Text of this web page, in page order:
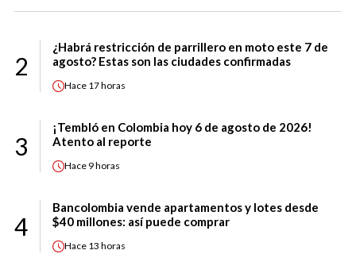
2
¿Habrá restricción de parrillero en moto este 7 de
agosto? Estas son las ciudades confirmadas
Hace 17 horas
3
¡Tembló en Colombia hoy 6 de agosto de 2026!
Atento al reporte
Hace 9 horas
4
Bancolombia vende apartamentos y lotes desde
$40 millones: así puede comprar
Hace 13 horas